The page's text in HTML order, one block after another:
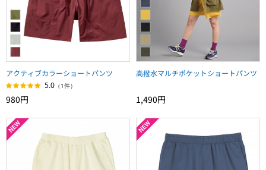
アクティブカラーショートパンツ
5.0 （1件）
980円
高撥水マルチポケットショートパンツ
1,490円